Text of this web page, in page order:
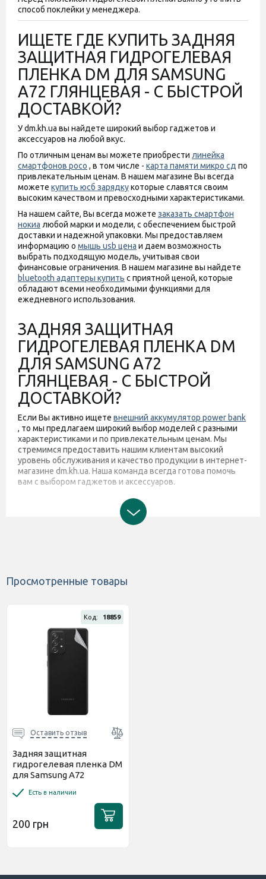
способ поклейки у менеджера.
ИЩЕТЕ ГДЕ КУПИТЬ ЗАДНЯЯ
ЗАЩИТНАЯ ГИДРОГЕЛЕВАЯ
ПЛЕНКА DM ДЛЯ SAMSUNG
A72 ГЛЯНЦЕВАЯ - С БЫСТРОЙ
ДОСТАВКОЙ?
У dm.kh.ua вы найдете широкий выбор гаджетов и
аксессуаров на любой вкус.
По отличным ценам вы можете приобрести линейка
смартфонов poco , в том числе - карта памяти микро сд по
привлекательным ценам. В нашем магазине Вы всегда
можете купить юсб зарядкукоторые славятся своим
высоким качеством и превосходными характеристиками.
На нашем сайте, Вы всегда можете заказать смартфон
нокиа любой марки и модели, с обеспечением быстрой
доставки и надежной упаковки. Мы предоставляем
информацию о мышь usb цена и даем возможность
выбрать подходящую модель, учитывая свои
финансовые ограничения. В нашем магазине вы найдете
bluetooth адаптеры купить с приятной ценой, которые
обладают всеми необходимыми функциями для
ежедневного использования.
ЗАДНЯЯ ЗАЩИТНАЯ
ГИДРОГЕЛЕВАЯ ПЛЕНКА DM
ДЛЯ SAMSUNG A72
ГЛЯНЦЕВАЯ - С БЫСТРОЙ
ДОСТАВКОЙ?
Если Вы активно ищете внешний аккумулятор power bank
, то мы предлагаем широкий выбор моделей с разными
характеристиками и по привлекательным ценам. Мы
стремимся предоставить нашим клиентам высокий
уровень обслуживания и качество продукции в интернет-
магазине dm.kh.ua. Наша команда всегда готова помочь
вам с выбором гаджетов и аксессуаров.
Просмотренные товары
Код: 18859
Оставить отзыв
Задняя защитная
гидрогелевая пленка DM
для Samsung A72
Есть в наличии
200 грн